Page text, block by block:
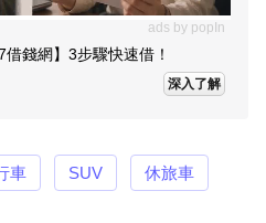
ads by popIn
錢網】3步驟快速借！
深入了解
車 SUV 休旅車